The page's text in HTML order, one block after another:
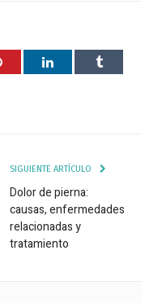
Pinterest RespuestaTumblr
SIGUIENTE ARTÍCULO
Dolor de pierna:
causas, enfermedades
relacionadas y
tratamiento